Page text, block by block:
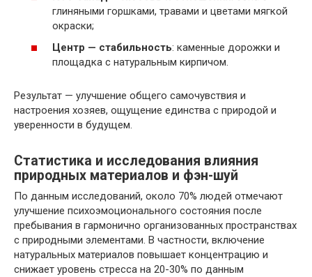
глиняными горшками, травами и цветами мягкой
окраски;
Центр — стабильность: каменные дорожки и
площадка с натуральным кирпичом.
Результат — улучшение общего самочувствия и
настроения хозяев, ощущение единства с природой и
уверенности в будущем.
Статистика и исследования влияния
природных материалов и фэн-шуй
По данным исследований, около 70% людей отмечают
улучшение психоэмоционального состояния после
пребывания в гармонично организованных пространствах
с природными элементами. В частности, включение
натуральных материалов повышает концентрацию и
снижает уровень стресса на 20-30% по данным